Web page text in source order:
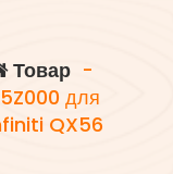
Товар-
для
QX56